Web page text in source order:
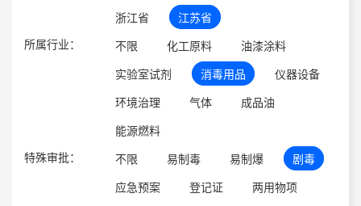
浙江省
江苏省
所属行业：
不限 化工原料
油漆涂料
实验室试剂
消毒用品
仪器设备
环境治理
气体
成品油
能源燃料
特殊审批：
不限 易制毒 易制爆
剧毒
应急预案
登记证
两用物项